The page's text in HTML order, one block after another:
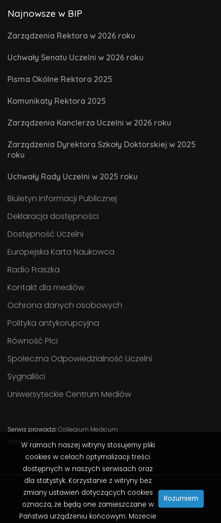
Najnowsze w BIP
Zarządzenia Rektora w 2026 roku
Uchwały Senatu Uczelni w 2026 roku
Pisma Okólne Rektora 2025
Komunikaty Rektora 2025
Zarządzenia Kanclerza Uczelni w 2026 roku
Zarządzenia Dyrektora Szkoły Doktorskiej w 2025
roku
Uchwały Rady Uczelni w 2025 roku
Biuletyn Informacji Publicznej
Deklaracja dostępności
Dostępność Uczelni
Europejska Karta Naukowca
Radio Fraszka
Kontakt dla mediów
Ochrona danych osobowych
Polityka antykorupcyjna
Równość Płci
Społeczna Odpowiedzialność Uczelni
Sygnaliści
Uniwersyteckie Centrum Mediów
Serwis prowadzi:Collegium Medicum
Webmaster:
Centrum Informatyki UJK
W ramach naszej witryny stosujemy pliki
cookies w celach optymalizacji treści
dostępnych w naszych serwisach oraz
dla statystyk. Korzystanie z witryny bez
zmiany ustawień dotyczących cookies
oznacza, że będą one zamieszczane w
Państwa urządzeniu końcowym. Możecie
Rozumiem